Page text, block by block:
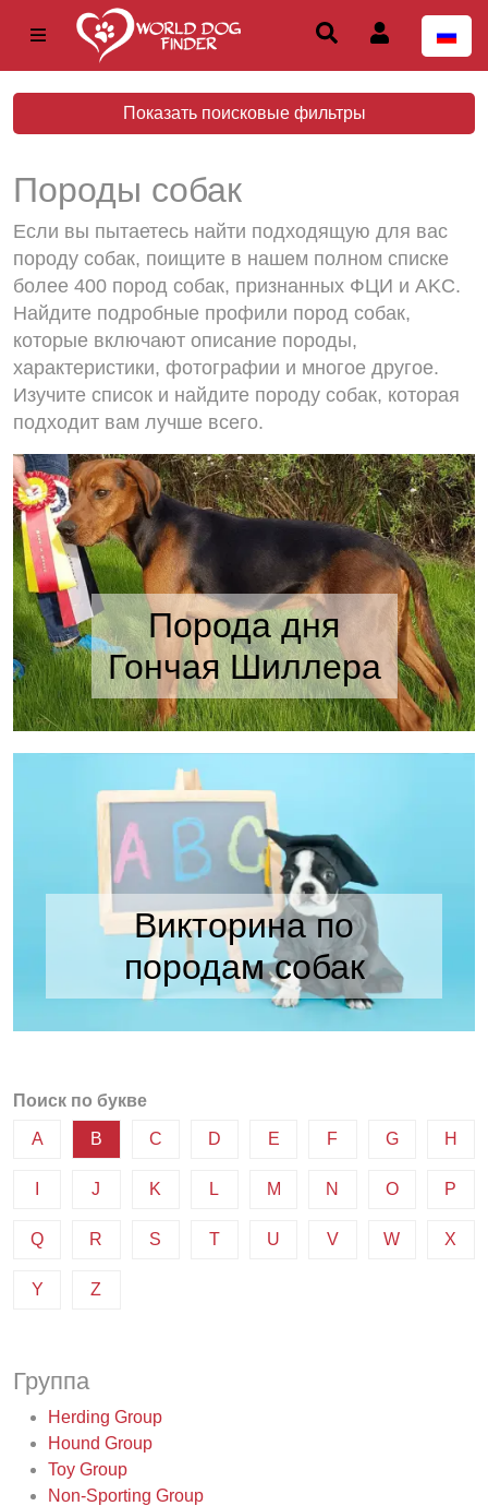
Показать поисковые фильтры
Породы собак
Если вы пытаетесь найти подходящую для вас
породу собак, поищите в нашем полном списке
более 400 пород собак, признанных ФЦИ и AKC.
Найдите подробные профили пород собак,
которые включают описание породы,
характеристики, фотографии и многое другое.
Изучите список и найдите породу собак, которая
подходит вам лучше всего.
Порода дня
Гончая Шиллера
Викторина по
породам собак
Поиск по букве
A B C D E F G H
J K L M N O P
Q R S T U V W X
Y Z
Группа
Herding Group
Hound Group
Toy Group
Non-Sporting Group